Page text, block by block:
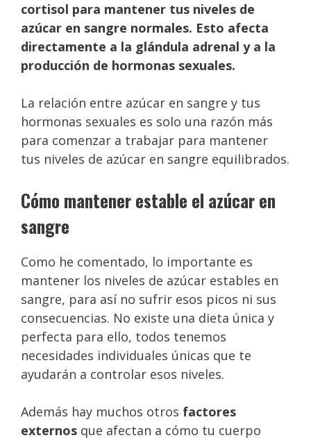
cortisol para mantener tus niveles de
azúcar en sangre normales. Esto afecta
directamente a la glándula adrenal y a la
producción de hormonas sexuales.
La relación entre azúcar en sangre y tus
hormonas sexuales es solo una razón más
para comenzar a trabajar para mantener
tus niveles de azúcar en sangre equilibrados.
Cómo mantener estable el azúcar en
sangre
Como he comentado, lo importante es
mantener los niveles de azúcar estables en
sangre, para así no sufrir esos picos ni sus
consecuencias. No existe una dieta única y
perfecta para ello, todos tenemos
necesidades individuales únicas que te
ayudarán a controlar esos niveles.
Además hay muchos otros factores
externos que afectan a cómo tu cuerpo